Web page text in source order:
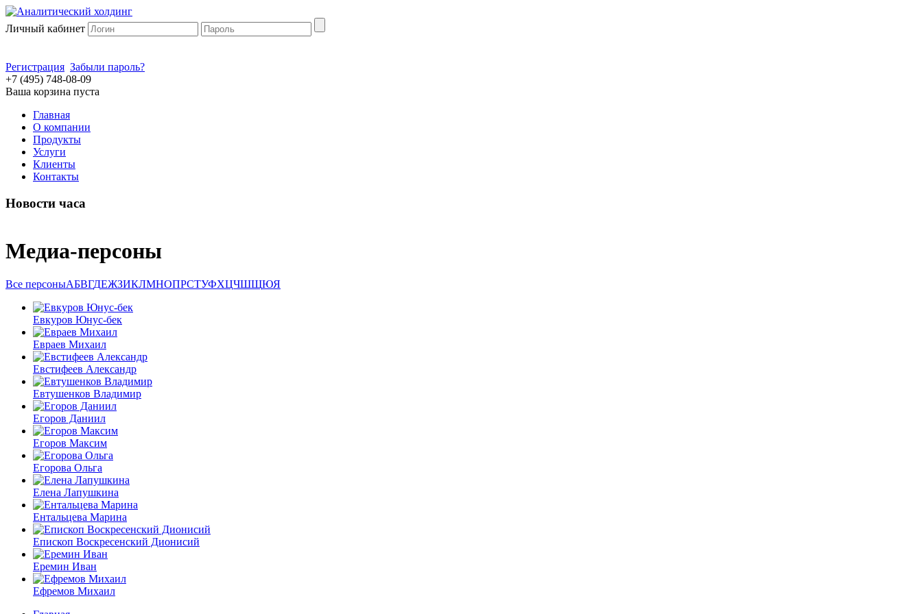
Личный кабинет
Регистрация Забыли пароль?
+7 (495) 748-08-09
Ваша корзина пуста
Главная
О компании
Продукты
Услуги
Клиенты
Контакты
Новости часа
Медиа-персоны
Все персоныАБВГДЕЖЗИКЛМНОПРСТУФХЦЧШЩЮЯ
Евкуров Юнус-бек
Евраев Михаил
Евстифеев Александр
Евтушенков Владимир
Егоров Даниил
Егоров Максим
Егорова Ольга
Елена Лапушкина
Ентальцева Марина
Епископ Воскресенский Дионисий
Еремин Иван
Ефремов Михаил